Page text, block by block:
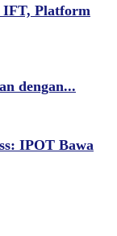
Platform
dengan...
IPOT Bawa